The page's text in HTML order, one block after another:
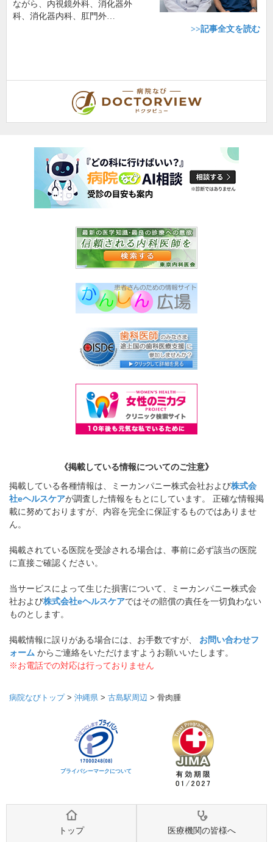
ながら、内視鏡外科、消化器外
科、消化器内科、肛門外…
>>記事全文を読む
《掲載している情報についてのご注意》
掲載している各種情報は、ミーカンパニー株式会社および株式会
社eヘルスケアが調査した情報をもとにしています。 正確な情報掲
載に努めておりますが、内容を完全に保証するものではありませ
ん。
掲載されている医院を受診される場合は、事前に必ず該当の医院
に直接ご確認ください。
当サービスによって生じた損害について、ミーカンパニー株式会
社および株式会社eヘルスケアではその賠償の責任を一切負わない
ものとします。
掲載情報に誤りがある場合には、お手数ですが、 お問い合わせフ
ォーム からご連絡をいただけますようお願いいたします。
※お電話での対応は行っておりません
病院なびトップ> 沖縄県 > 古島駅周辺 > 骨肉腫
プライバシーマークについて
トップ 医療機関の皆様へ